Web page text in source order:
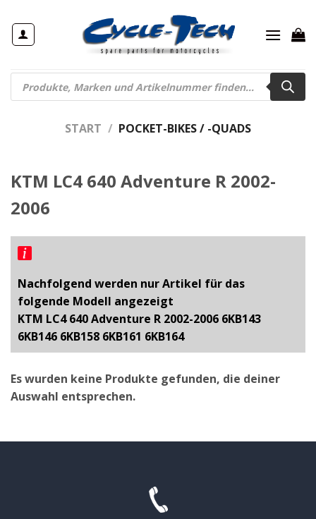
Inhalt
springen
Products
search
START / POCKET-BIKES / -QUADS
KTM LC4 640 Adventure R 2002-
2006
Nachfolgend werden nur Artikel für das
folgende Modell angezeigt
KTM LC4 640 Adventure R 2002-2006 6KB143
6KB146 6KB158 6KB161 6KB164
Es wurden keine Produkte gefunden, die deiner
Auswahl entsprechen.